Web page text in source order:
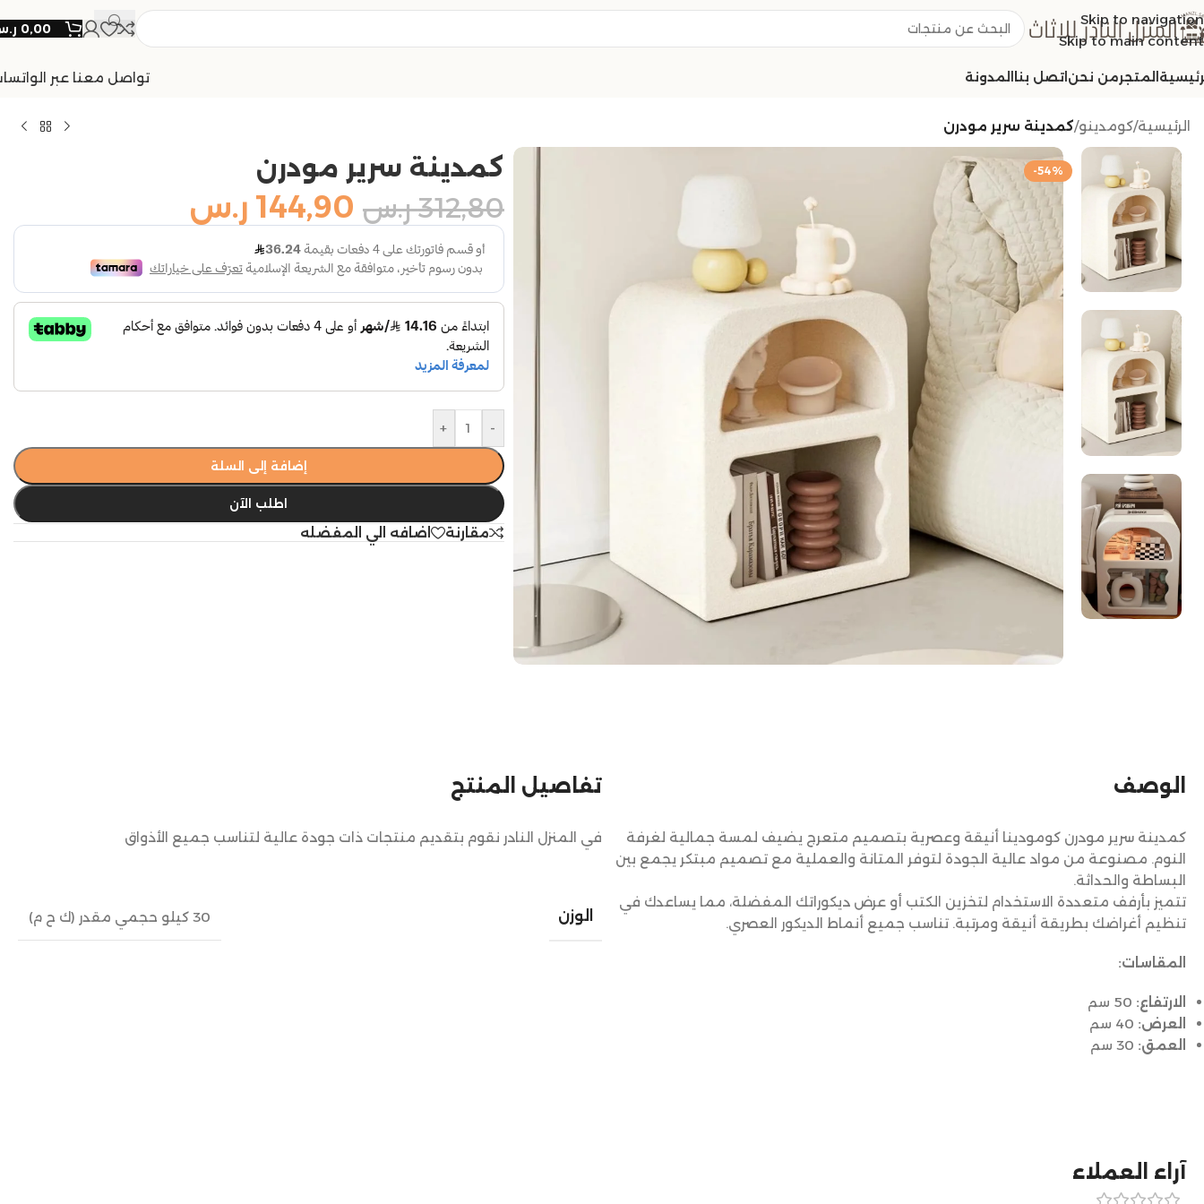
Skip to navigation
Skip to main content
0,00
المتجرمن نحن اتصل بنا المدونة تواصل معنا عبر
الرئيسية/كومدينو/كمدينة سرير مودرن
-54% كمدينة سرير مودرن
312,80 ر.س 144,90 ر.س
-
+
إضافة إلى السلة
اطلب الآن
مقارنة اضافه الي المفضله
تفاصيل المنتج
في المنزل النادر نقوم بتقديم منتجات ذات جودة عالية لتناسب جميع الأذواق
الوزن 30 كيلو حجمي مقدر (ك ح م)
الوصف
كمدينة سرير مودرن كومودينا أنيقة وعصرية بتصميم متعرج يضيف لمسة جمالية لغرفة
النوم. مصنوعة من مواد عالية الجودة لتوفر المتانة والعملية مع تصميم مبتكر يجمع بين
البساطة والحداثة.
تتميز بأرفف متعددة الاستخدام لتخزين الكتب أو عرض ديكوراتك المفضلة، مما يساعدك في
تنظيم أغراضك بطريقة أنيقة ومرتبة. تناسب جميع أنماط الديكور العصري.
المقاسات:
الارتفاع:
العرض:
العمق:
آراء العملاء